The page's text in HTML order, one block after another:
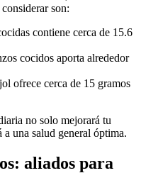
son:
contiene cerca de 15.6
cocidos aporta alrededor
ofrece cerca de 15 gramos
no solo mejorará tu
una salud general óptima.
aliados para